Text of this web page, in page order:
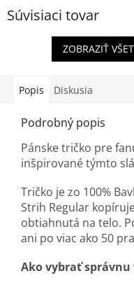
Súvisiaci tovar
ZOBRAZIŤ
Popis Diskusia
Podrobný popis
Pánske tričko pre
inšpirované týmto
Tričko je zo 100%
Strih Regular
obtiahnutá na telo.
ani po viac ako 50
Ako vybrať správnu